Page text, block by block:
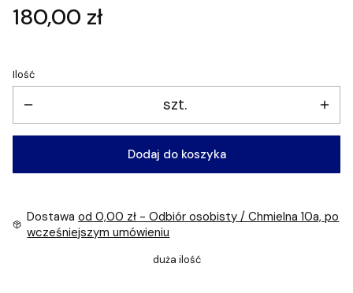
Cena
180,00 zł
Ilość
szt.
Dodaj do koszyka
Dostawaod 0,00 zł - Odbiór osobisty / Chmielna 10a, po
wcześniejszym umówieniu
duża ilość